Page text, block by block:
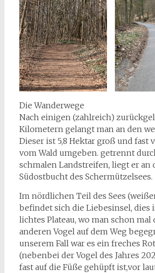
Die Wanderwege
Nach einigen (zahlreich)
Kilometern gelangt man an den
Dieser ist 5,8 Hektar groß und fast
vom Wald umgeben. getrennt
schmalen Landstreifen, liegt er an
Südostbucht des Schermützelsees.
Im nördlichen Teil des Sees
befindet sich die Liebesinsel, dies
lichtes Plateau, wo man schon mal
anderen Vogel auf dem Weg
unserem Fall war es ein freches
(nebenbei der Vogel des Jahres
fast auf die Füße gehüpft ist,vor